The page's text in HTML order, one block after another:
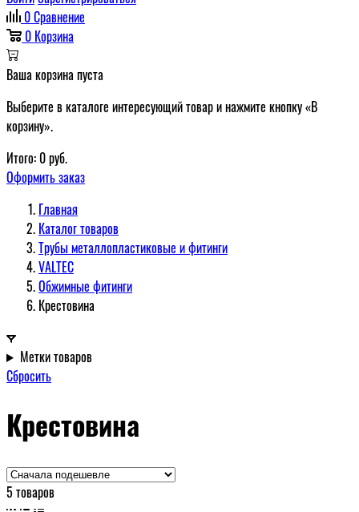
0Сравнение
0 Корзина
Ваша корзина пуста
Выберите в каталоге интересующий товар и нажмите кнопку «В
корзину».
Итого: 0руб.
Оформить заказ
Главная
Каталог товаров
Трубы металлопластиковые и фитинги
VALTEC
Обжимные фитинги
Крестовина
Метки товаров
Сбросить
Крестовина
5 товаров